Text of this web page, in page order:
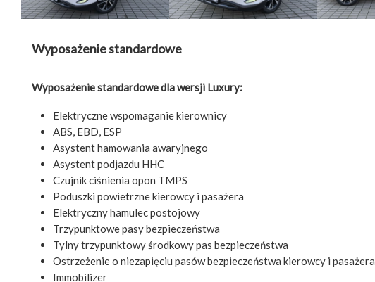
Wyposażenie standardowe
Wyposażenie standardowe dla wersji Luxury:
Elektryczne wspomaganie kierownicy
ABS, EBD, ESP
Asystent hamowania awaryjnego
Asystent podjazdu HHC
Czujnik ciśnienia opon TMPS
Poduszki powietrzne kierowcy i pasażera
Elektryczny hamulec postojowy
Trzypunktowe pasy bezpieczeństwa
Tylny trzypunktowy środkowy pas bezpieczeństwa
Ostrzeżenie o niezapięciu pasów bezpieczeństwa kierowcy i pasażera
Immobilizer